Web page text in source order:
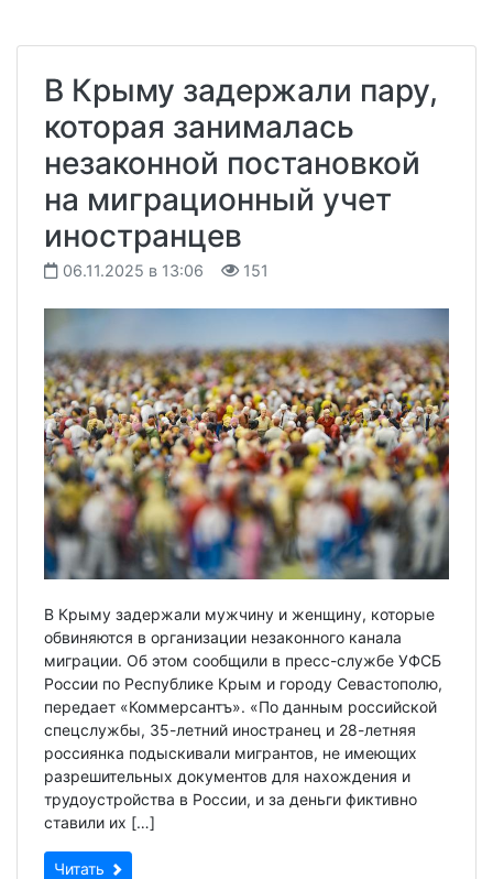
В Крыму задержали пару,
которая занималась
незаконной постановкой
на миграционный учет
иностранцев
06.11.2025 в 13:06 151
В Крыму задержали мужчину и женщину, которые
обвиняются в организации незаконного канала
миграции. Об этом сообщили в пресс-службе УФСБ
России по Республике Крым и городу Севастополю,
передает «Коммерсантъ». «По данным российской
спецслужбы, 35-летний иностранец и 28-летняя
россиянка подыскивали мигрантов, не имеющих
разрешительных документов для нахождения и
трудоустройства в России, и за деньги фиктивно
ставили их […]
Читать